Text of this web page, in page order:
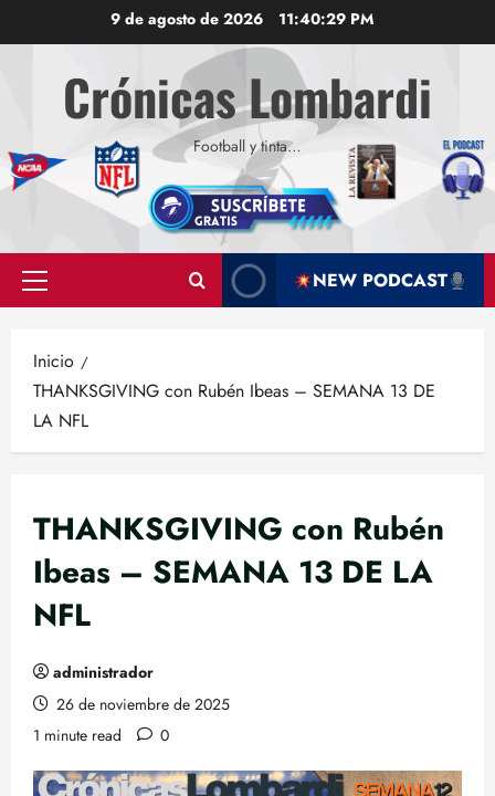
al
contenido
9 de agosto de 2026 11:40:29 PM
Crónicas Lombardi
Football y tinta…
Menú
NEW PODCAST
Inicio
THANKSGIVING con Rubén Ibeas – SEMANA 13 DE
LA NFL
THANKSGIVING con Rubén
Ibeas – SEMANA 13 DE LA
NFL
administrador
26 de noviembre de 2025
1 minute read
0